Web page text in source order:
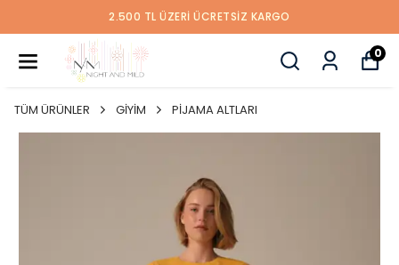
ÜZERİ ÜCRETSİZ KARGO
0
TÜM ÜRÜNLER GİYİM PİJAMA ALTLARI